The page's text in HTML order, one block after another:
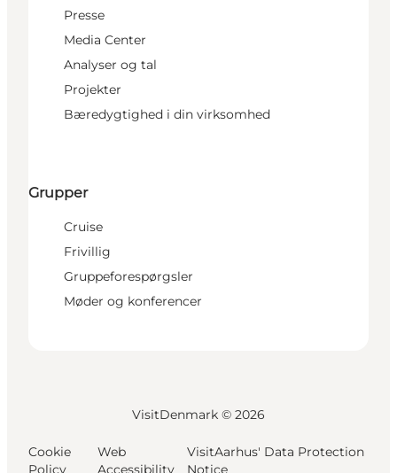
Presse
Media Center
Analyser og tal
Projekter
Bæredygtighed i din virksomhed
Grupper
Cruise
Frivillig
Gruppeforespørgsler
Møder og konferencer
VisitDenmark © 2026
Cookie
Web
VisitAarhus' Data Protection